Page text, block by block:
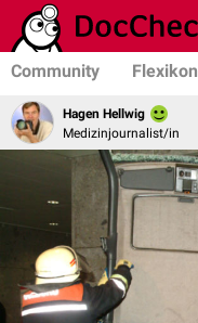
Community Flexikon
Hagen Hellwig
Medizinjournalist/in